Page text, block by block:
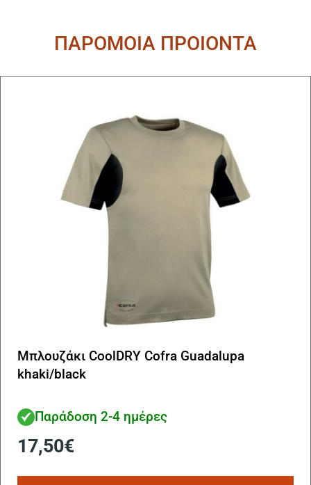
ΠΑΡΟΜΟΙΑ ΠΡΟΙΟΝΤΑ
Μπλουζάκι CoolDRY Cofra Guadalupa
khaki/black
Παράδοση 2-4 ημέρες
17,50€